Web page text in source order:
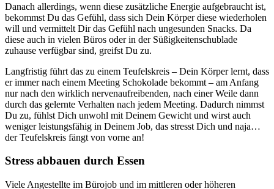
Danach allerdings, wenn diese zusätzliche Energie aufgebraucht ist,
bekommst Du das Gefühl, dass sich Dein Körper diese wiederholen
will und vermittelt Dir das Gefühl nach ungesunden Snacks. Da
diese auch in vielen Büros oder in der Süßigkeitenschublade
zuhause verfügbar sind, greifst Du zu.
Langfristig führt das zu einem Teufelskreis – Dein Körper lernt, dass
er immer nach einem Meeting Schokolade bekommt – am Anfang
nur nach den wirklich nervenaufreibenden, nach einer Weile dann
durch das gelernte Verhalten nach jedem Meeting. Dadurch nimmst
Du zu, fühlst Dich unwohl mit Deinem Gewicht und wirst auch
weniger leistungsfähig in Deinem Job, das stresst Dich und naja…
der Teufelskreis fängt von vorne an!
Stress abbauen durch Essen
Viele Angestellte im Bürojob und im mittleren oder höheren